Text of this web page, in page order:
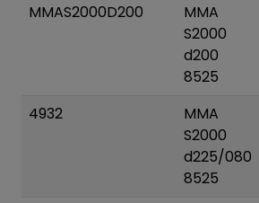
MMAS2000D200
MMA
S2000
d200
8525
4932
MMA
S2000
d225/080
8525